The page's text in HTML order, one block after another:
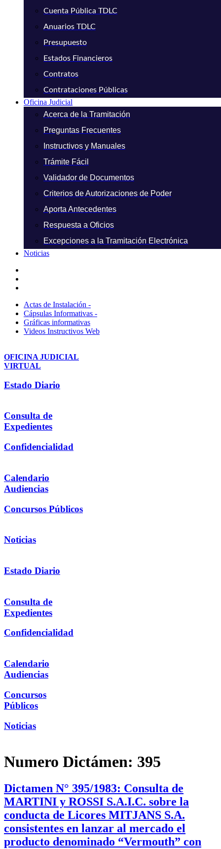
Cuenta Pública TDLC
Anuarios TDLC
Presupuesto
Estados Financieros
Contratos
Contrataciones Públicas
Oficina Judicial
Acerca de la Tramitación
Preguntas Frecuentes
Instructivos y Manuales
Trámite Fácil
Validador de Documentos
Criterios de Autorizaciones de Poder
Aporta Antecedentes
Respuesta a Oficios
Excepciones a la Tramitación Electrónica
Noticias
Actas de Instalación -
Cápsulas Informativas -
Gráficas informativas
Videos Instructivos Web
OFICINA JUDICIAL
VIRTUAL
Estado Diario
Consulta de
Expedientes
Confidencialidad
Calendario
Audiencias
Concursos Públicos
Noticias
Estado Diario
Consulta de
Expedientes
Confidencialidad
Calendario
Audiencias
Concursos
Públicos
Noticias
Numero Dictámen: 395
Dictamen N° 395/1983: Consulta de
MARTINI y ROSSI S.A.I.C. sobre la
conducta de Licores MITJANS S.A.
consistentes en lanzar al mercado el
producto denominado “Vermouth” con